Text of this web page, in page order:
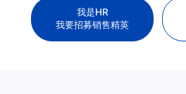
我是HR
我要招募销售精英